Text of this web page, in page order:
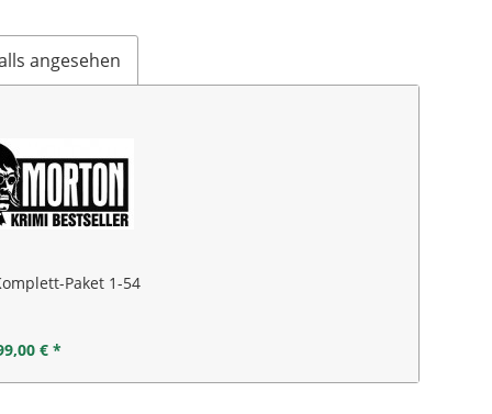
angesehen
Paket 1-54
€ *